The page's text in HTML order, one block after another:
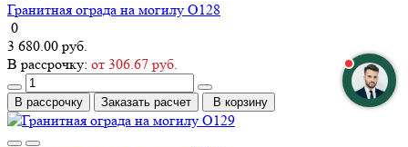
Гранитная ограда на могилу О128
0
3 680.00 руб.
В рассрочку: от 306.67 руб.
В рассрочку Заказать расчет В корзину